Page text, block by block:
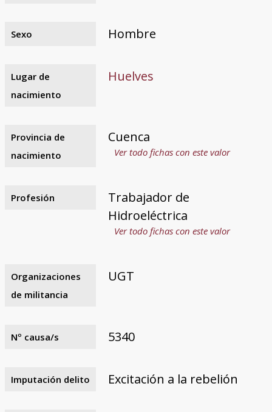
Sexo Hombre
Lugar de
nacimiento
Huelves
Provincia de
nacimiento
Cuenca
Ver todo fichas con este valor
Profesión
Trabajador de
Hidroeléctrica
Ver todo fichas con este valor
Organizaciones
de militancia
UGT
Nº causa/s 5340
Imputación delito Excitación a la rebelión